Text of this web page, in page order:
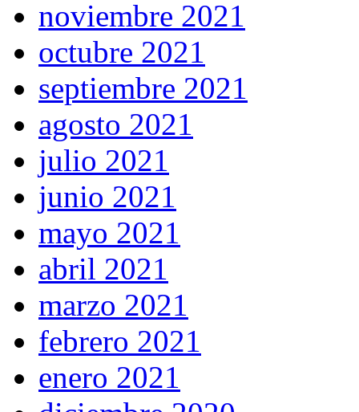
noviembre 2021
octubre 2021
septiembre 2021
agosto 2021
julio 2021
junio 2021
mayo 2021
abril 2021
marzo 2021
febrero 2021
enero 2021